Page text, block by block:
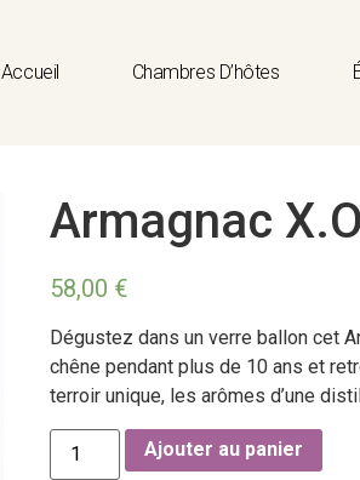
Accueil Chambres D’hôtes
Armagnac
58,00 €
Dégustez dans un verre ballon cet
chêne pendant plus de 10 ans et
terroir unique, les arômes d’une
Ajouter au panier